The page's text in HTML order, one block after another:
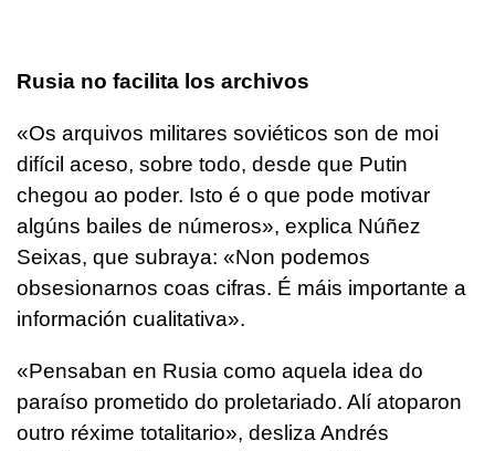
Rusia no facilita los archivos
«Os arquivos militares soviéticos son de moi
difícil aceso, sobre todo, desde que Putin
chegou ao poder. Isto é o que pode motivar
algúns bailes de números», explica Núñez
Seixas, que subraya: «Non podemos
obsesionarnos coas cifras. É máis importante a
información cualitativa».
«Pensaban en Rusia como aquela idea do
paraíso prometido do proletariado. Alí atoparon
outro réxime totalitario», desliza Andrés